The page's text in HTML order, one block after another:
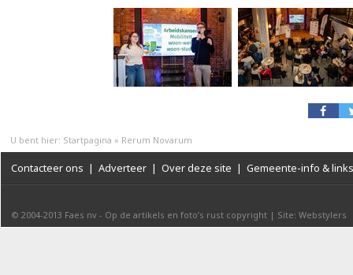
U bent hier: Startpagina » Rerum Novarum
Contacteer ons | Adverteer | Over deze site | Gemeente-info & links
© 2004-2013 Faes nv - Op de artikels en foto’s rust copyright | Site: Webstylers